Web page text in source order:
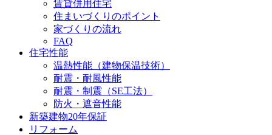
賃貸併用住宅
住まいづくりのポイント
家づくりの流れ
FAQ
住宅性能
温熱性能（建物保温技術）
耐震・耐風性能
耐震・制震（SE工法）
防火・遮音性能
新築建物20年保証
リフォーム